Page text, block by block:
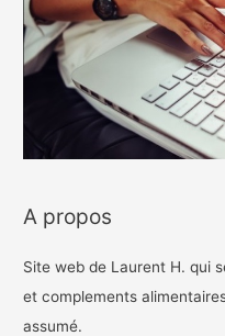
A propos
Site web de Laurent H. qui
et complements
assumé.